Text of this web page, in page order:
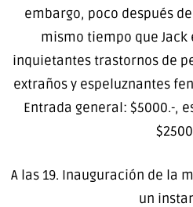
embargo, poco después
mismo tiempo que
inquietantes trastornos de
extraños y espeluznantes
Entrada general: $5000.-,
A las 19. Inauguración de la
un